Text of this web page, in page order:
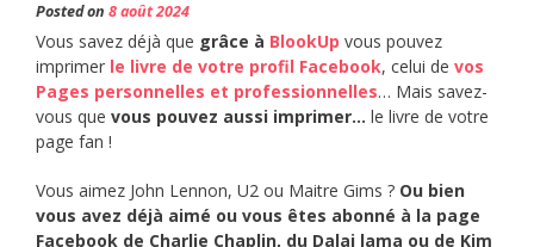
Posted on 8 août 2024
Vous savez déjà que grâce à BlookUp vous pouvez
imprimer le livre de votre profil Facebook, celui de vos
Pages personnelles et professionnelles… Mais savez-
vous que vous pouvez aussi imprimer… le livre de votre
page fan !
Vous aimez John Lennon, U2 ou Maitre Gims ? Ou bien
vous avez déjà aimé ou vous êtes abonné à la page
Facebook de Charlie Chaplin, du Dalai lama ou de Kim